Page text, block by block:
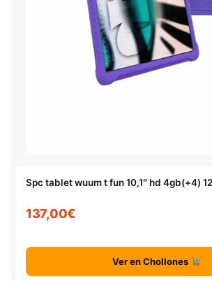
Spc tablet wuum t fun 10,1″ hd 4gb(+4)
137,00€
Ver en Chollones